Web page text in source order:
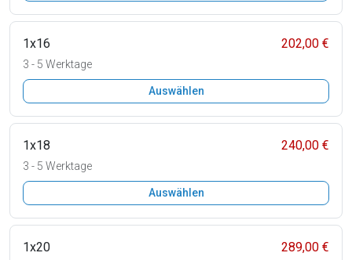
1x16 202,00 €
3 - 5 Werktage
Auswählen
1x18 240,00 €
3 - 5 Werktage
Auswählen
1x20 289,00 €